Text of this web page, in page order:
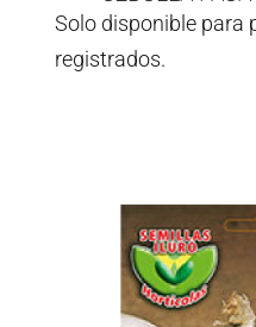
Solo disponible para
registrados.